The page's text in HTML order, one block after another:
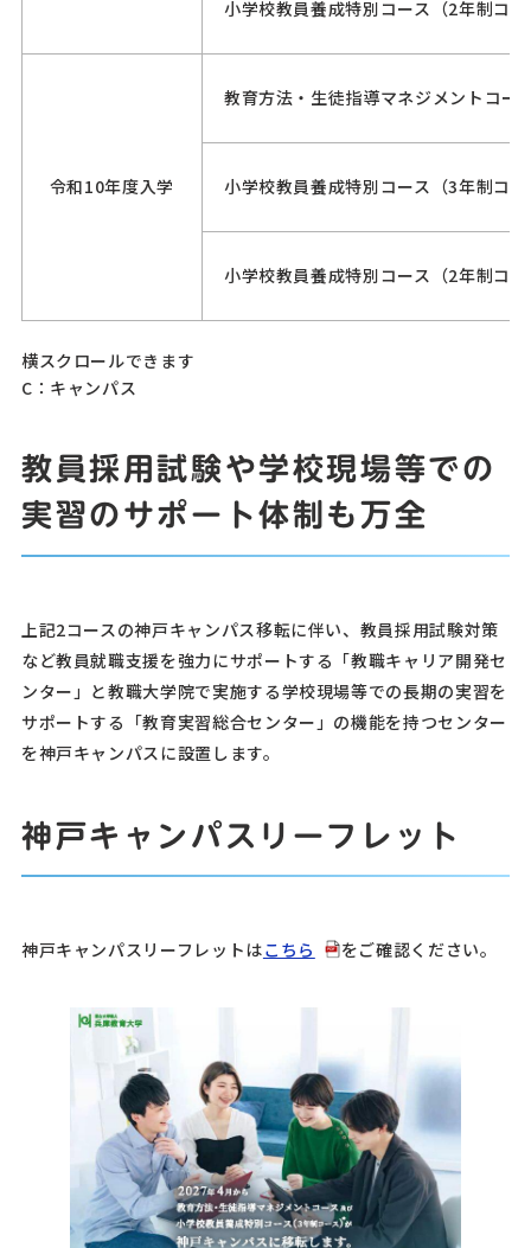
小学校教員養成特別コース（2年制コ
令和10年度入学
教育方法・生徒指導マネジメントコー
小学校教員養成特別コース（3年制コ
小学校教員養成特別コース（2年制コ
横スクロールできます
C：キャンパス
教員採用試験や学校現場等での
実習のサポート体制も万全
上記2コースの神戸キャンパス移転に伴い、教員採用試験対策
など教員就職支援を強力にサポートする「教職キャリア開発セ
ンター」と教職大学院で実施する学校現場等での長期の実習を
サポートする「教育実習総合センター」の機能を持つセンター
を神戸キャンパスに設置します。
神戸キャンパスリーフレット
神戸キャンパスリーフレットはこちら をご確認ください。